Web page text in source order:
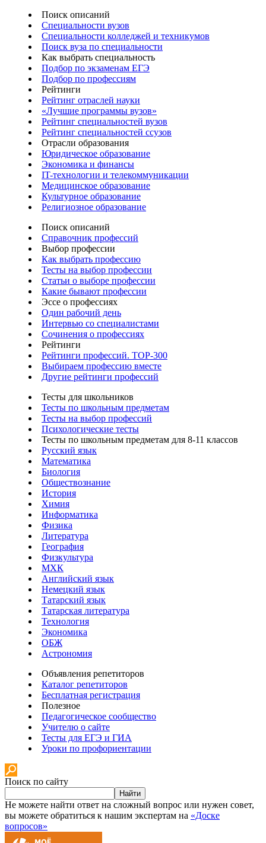
Поиск описаний
Специальности вузов
Специальности колледжей и техникумов
Поиск вуза по специальности
Как выбрать специальность
Подбор по экзаменам ЕГЭ
Подбор по профессиям
Рейтинги
Рейтинг отраслей науки
«Лучшие программы вузов»
Рейтинг специальностей вузов
Рейтинг специальностей ссузов
Отрасли образования
Юридическое образование
Экономика и финансы
IT-технологии и телекоммуникации
Медицинское образование
Культурное образование
Религиозное образование
Поиск описаний
Справочник профессий
Выбор профессии
Как выбрать профессию
Тесты на выбор профессии
Статьи о выборе профессии
Какие бывают профессии
Эссе о профессиях
Один рабочий день
Интервью со специалистами
Сочинения о профессиях
Рейтинги
Рейтинги профессий. TOP-300
Выбираем профессию вместе
Другие рейтинги профессий
Тесты для школьников
Тесты по школьным предметам
Тесты на выбор профессий
Психологические тесты
Тесты по школьным предметам для 8-11 классов
Русский язык
Математика
Биология
Обществознание
История
Химия
Информатика
Физика
Литература
География
Физкультура
МХК
Английский язык
Немецкий язык
Татарский язык
Татарская литература
Технология
Экономика
ОБЖ
Астрономия
Объявления репетиторов
Каталог репетиторов
Бесплатная регистрация
Полезное
Педагогическое сообщество
Учителю о сайте
Тесты для ЕГЭ и ГИА
Уроки по профориентации
Поиск по сайту
Найти
Не можете найти ответ на сложный вопрос или нужен совет,
вы можете обратиться к нашим экспертам на «Доске
вопросов»